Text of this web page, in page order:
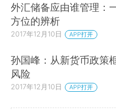
外汇储备应由谁管理：
方位的辨析
2017年12月10日 APP打开
孙国峰：从新货币政策
风险
2017年12月10日 APP打开